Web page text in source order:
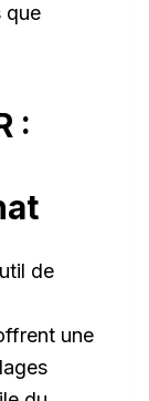
que
:
de
une